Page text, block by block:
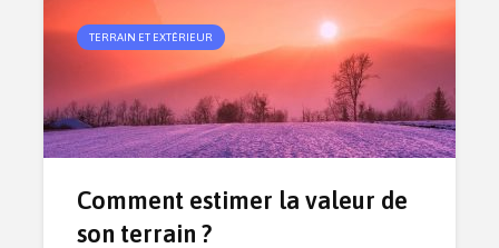
TERRAIN ET EXTÉRIEUR
Comment estimer la valeur de
son terrain ?